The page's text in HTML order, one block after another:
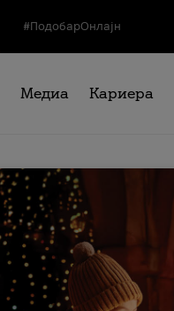
#ПодобарОнлајн
Медиа Кариера